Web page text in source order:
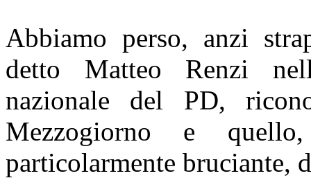
Abbiamo perso, anzi
detto Matteo Renzi
nazionale del PD,
Mezzogiorno e
particolarmente bruciante,